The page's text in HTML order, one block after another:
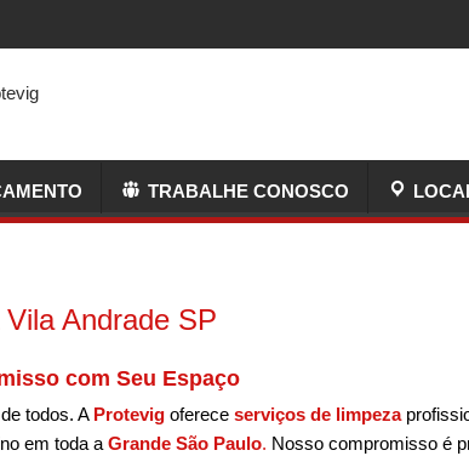
TRABALHE CONOSCO
Andrade SP
com Seu Espaço
todos. A Protevig oferece serviços de limpeza
em toda a Grande São Paulo. Nosso compromisso é